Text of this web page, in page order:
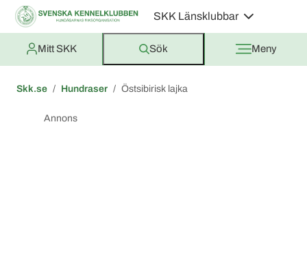
SKK Länsklubbar
Mitt SKK Sök Meny
Skk.se Hundraser Östsibirisk lajka
Annons